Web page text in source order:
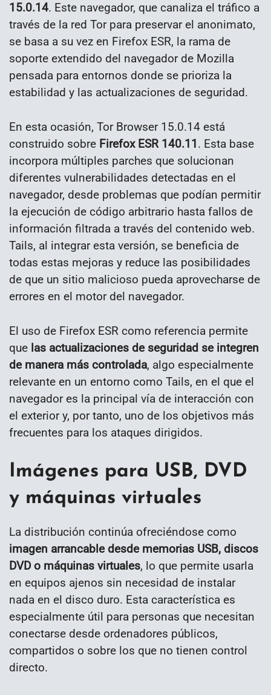
15.0.14. Este navegador, que canaliza el tráfico a
través de la red Tor para preservar el anonimato,
se basa a su vez en Firefox ESR, la rama de
soporte extendido del navegador de Mozilla
pensada para entornos donde se prioriza la
estabilidad y las actualizaciones de seguridad.
En esta ocasión, Tor Browser 15.0.14 está
construido sobre Firefox ESR 140.11. Esta base
incorpora múltiples parches que solucionan
diferentes vulnerabilidades detectadas en el
navegador, desde problemas que podían permitir
la ejecución de código arbitrario hasta fallos de
información filtrada a través del contenido web.
Tails, al integrar esta versión, se beneficia de
todas estas mejoras y reduce las posibilidades
de que un sitio malicioso pueda aprovecharse de
errores en el motor del navegador.
El uso de Firefox ESR como referencia permite
que las actualizaciones de seguridad se integren
de manera más controlada, algo especialmente
relevante en un entorno como Tails, en el que el
navegador es la principal vía de interacción con
el exterior y, por tanto, uno de los objetivos más
frecuentes para los ataques dirigidos.
Imágenes para USB, DVD
y máquinas virtuales
La distribución continúa ofreciéndose como
imagen arrancable desde memorias USB, discos
DVD o máquinas virtuales, lo que permite usarla
en equipos ajenos sin necesidad de instalar
nada en el disco duro. Esta característica es
especialmente útil para personas que necesitan
conectarse desde ordenadores públicos,
compartidos o sobre los que no tienen control
directo.